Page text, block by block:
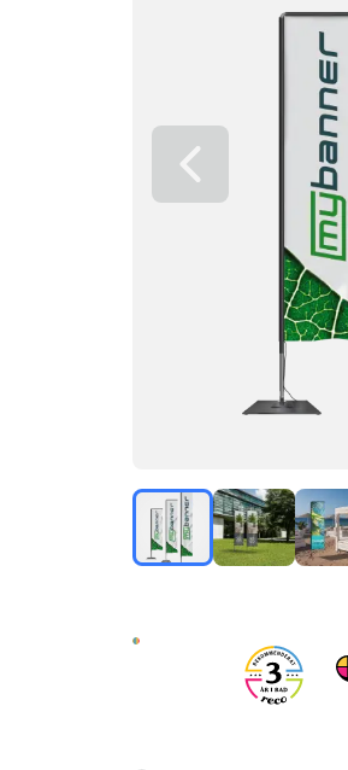
Föregående bild
Beachflag Square
Beachflagga
Beachflaggor